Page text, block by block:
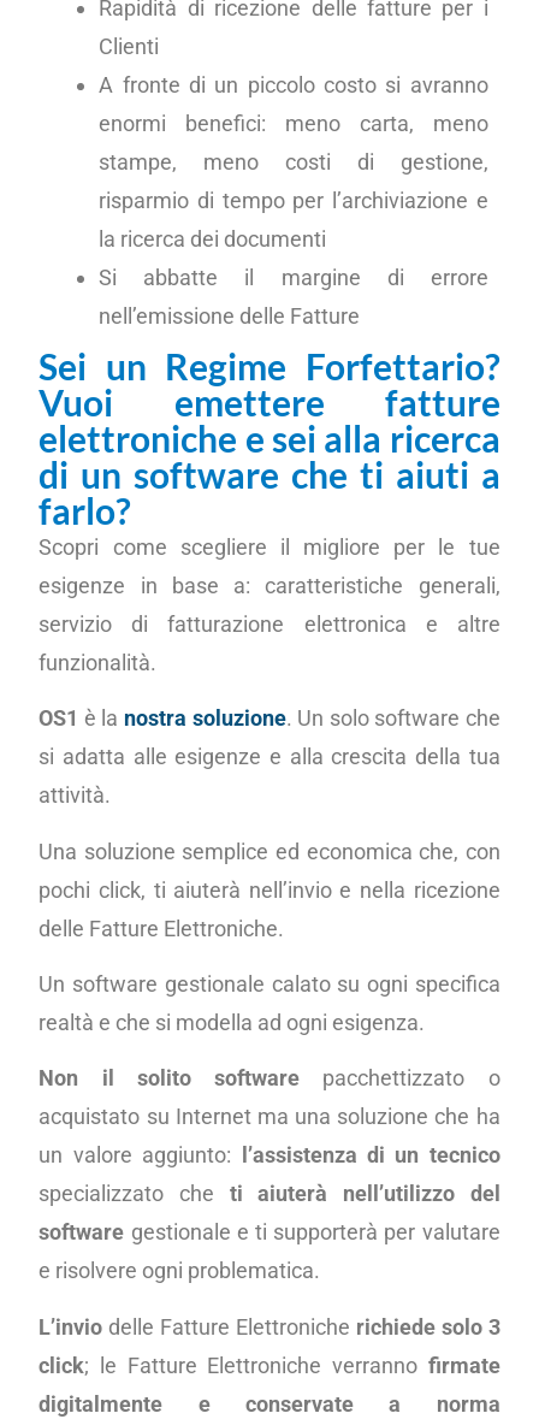
Rapidità di ricezione delle fatture per i
Clienti
A fronte di un piccolo costo si avranno
enormi benefici: meno carta, meno
stampe, meno costi di gestione,
risparmio di tempo per l’archiviazione e
la ricerca dei documenti
Si abbatte il margine di errore
nell’emissione delle Fatture
Sei un Regime Forfettario?
Vuoi emettere fatture
elettroniche e sei alla ricerca
di un software che ti aiuti a
farlo?
Scopri come scegliere il migliore per le tue
esigenze in base a: caratteristiche generali,
servizio di fatturazione elettronica e altre
funzionalità.
OS1 è la nostra soluzione. Un solo software che
si adatta alle esigenze e alla crescita della tua
attività.
Una soluzione semplice ed economica che, con
pochi click, ti aiuterà nell’invio e nella ricezione
delle Fatture Elettroniche.
Un software gestionale calato su ogni specifica
realtà e che si modella ad ogni esigenza.
Non il solito software pacchettizzato o
acquistato su Internet ma una soluzione che ha
un valore aggiunto:
l’assistenza di un tecnico
specializzato che ti aiuterà nell’utilizzo del
software gestionale e ti supporterà per valutare
e risolvere ogni problematica.
L’invio delle Fatture Elettroniche richiede solo 3
click; le Fatture Elettroniche verranno firmate
digitalmente e conservate a norma